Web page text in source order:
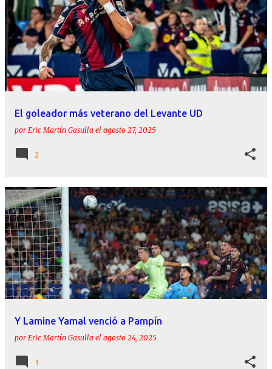
El goleador más veterano del Levante UD
por Eric Martín Gasulla el agosto 27, 2025
2
Y Lamine Yamal venció a Pampín
por Eric Martín Gasulla el agosto 24, 2025
1